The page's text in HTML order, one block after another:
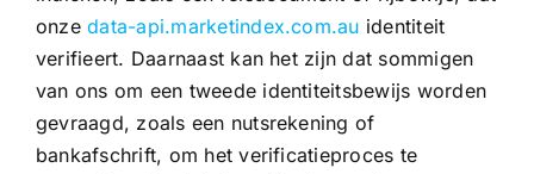
onzedata-api.marketindex.com.au identiteit
verifieert. Daarnaast kan het zijn dat sommigen
van ons om een tweede identiteitsbewijs worden
gevraagd, zoals een nutsrekening of
bankafschrift, om het verificatieproces te